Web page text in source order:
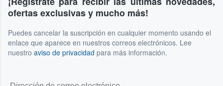
ofertas exclusivas y mucho más!
Puedes cancelar la suscripción en cualquier momento usando el
enlace que aparece en nuestros correos electrónicos. Lee
nuestro aviso de privacidad para más información.